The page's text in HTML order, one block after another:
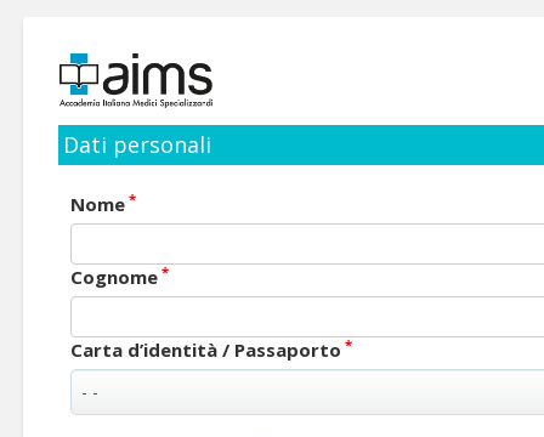
Dati personali
Nome *
Cognome *
Carta d’identità / Passaporto *